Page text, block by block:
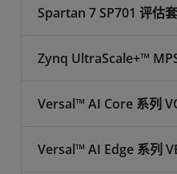
Spartan 7 SP701 评估
Zynq UltraScale+™
Versal™ AI Core 系列
Versal™ AI Edge 系列